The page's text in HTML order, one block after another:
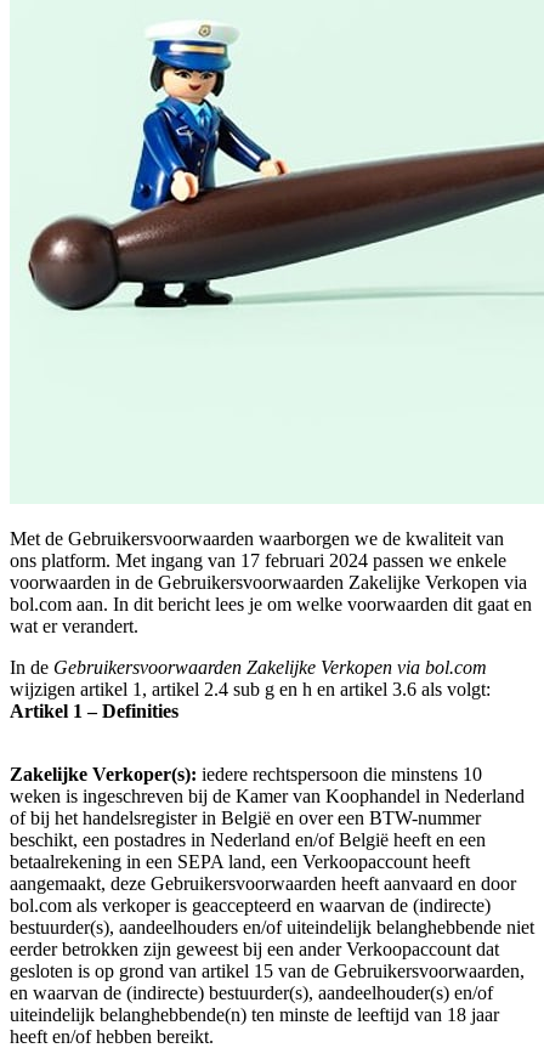
Met de Gebruikersvoorwaarden waarborgen we de kwaliteit van
ons platform. Met ingang van 17 februari 2024 passen we enkele
voorwaarden in de Gebruikersvoorwaarden Zakelijke Verkopen via
bol.com aan. In dit bericht lees je om welke voorwaarden dit gaat en
wat er verandert.
In de Gebruikersvoorwaarden Zakelijke Verkopen via bol.com
wijzigen artikel 1, artikel 2.4 sub g en h en artikel 3.6 als volgt:
Artikel 1 – Definities
Zakelijke Verkoper(s): iedere rechtspersoon die minstens 10
weken is ingeschreven bij de Kamer van Koophandel in Nederland
of bij het handelsregister in België en over een BTW-nummer
beschikt, een postadres in Nederland en/of België heeft en een
betaalrekening in een SEPA land, een Verkoopaccount heeft
aangemaakt, deze Gebruikersvoorwaarden heeft aanvaard en door
bol.com als verkoper is geaccepteerd en waarvan de (indirecte)
bestuurder(s), aandeelhouders en/of uiteindelijk belanghebbende niet
eerder betrokken zijn geweest bij een ander Verkoopaccount dat
gesloten is op grond van artikel 15 van de Gebruikersvoorwaarden,
en waarvan de (indirecte) bestuurder(s), aandeelhouder(s) en/of
uiteindelijk belanghebbende(n) ten minste de leeftijd van 18 jaar
heeft en/of hebben bereikt.